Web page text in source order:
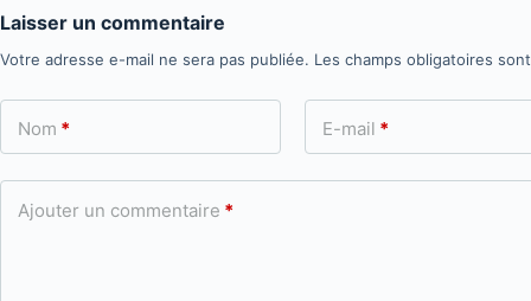
Laisser un commentaire
Votre adresse e-mail ne sera pas publiée. Les champs obligatoires
Nom * E-mail *
Ajouter un commentaire *